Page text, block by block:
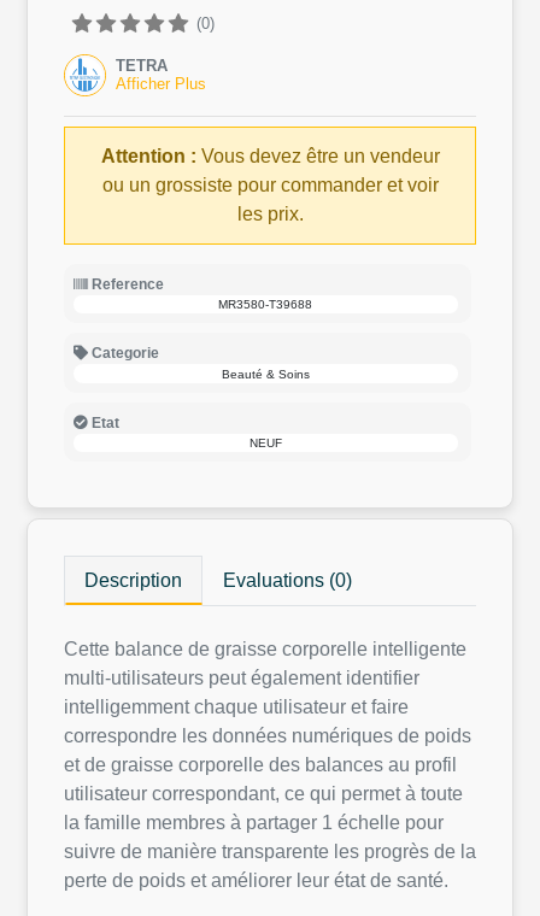
(0)
TETRA
Afficher Plus
Attention : Vous devez être un vendeur
ou un grossiste pour commander et voir
les prix.
Reference
MR3580-T39688
Categorie
Beauté & Soins
Etat
NEUF
Description Evaluations (0)
Cette balance de graisse corporelle intelligente
multi-utilisateurs peut également identifier
intelligemment chaque utilisateur et faire
correspondre les données numériques de poids
et de graisse corporelle des balances au profil
utilisateur correspondant, ce qui permet à toute
la famille membres à partager 1 échelle pour
suivre de manière transparente les progrès de la
perte de poids et améliorer leur état de santé.